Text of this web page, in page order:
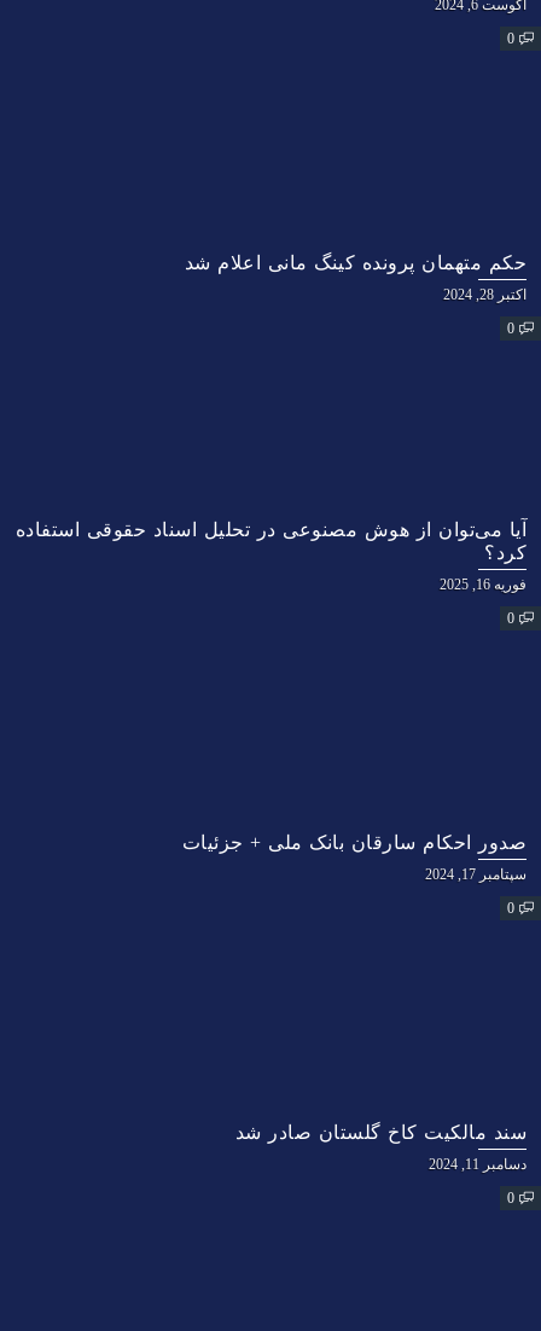
آگوست 6, 2024
0
حکم متهمان پرونده کینگ مانی اعلام شد
اکتبر 28, 2024
0
آیا می‌توان از هوش مصنوعی در تحلیل اسناد حقوقی استفاده
کرد؟
فوریه 16, 2025
0
صدور احکام سارقان بانک ملی + جزئیات
سپتامبر 17, 2024
0
سند مالکیت کاخ گلستان صادر شد
دسامبر 11, 2024
0